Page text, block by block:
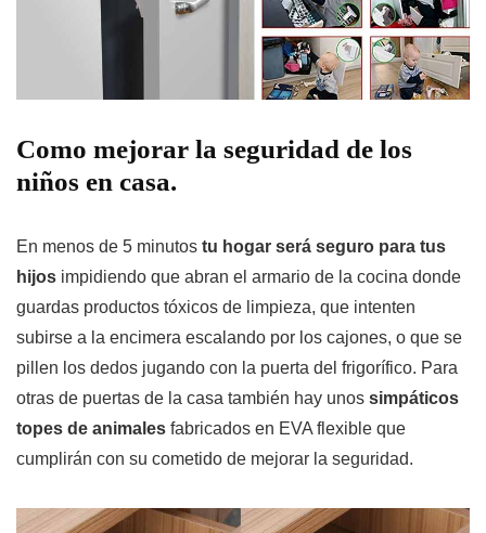
Como mejorar la seguridad de los
niños en casa.
En menos de 5 minutos tu hogar será seguro para tus
hijos impidiendo que abran el armario de la cocina donde
guardas productos tóxicos de limpieza, que intenten
subirse a la encimera escalando por los cajones, o que se
pillen los dedos jugando con la puerta del frigorífico. Para
otras de puertas de la casa también hay unos simpáticos
topes de animales fabricados en EVA flexible que
cumplirán con su cometido de mejorar la seguridad.